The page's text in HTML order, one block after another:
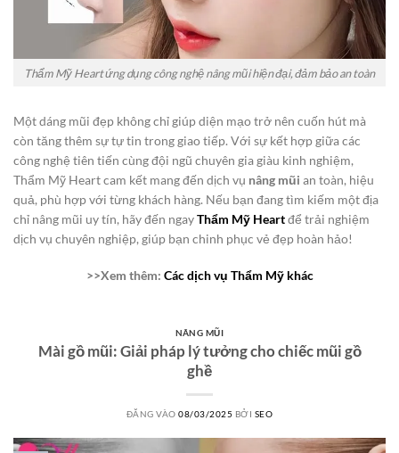
Thẩm Mỹ Heart ứng dụng công nghệ nâng mũi hiện đại, đảm bảo an toàn
Một dáng mũi đẹp không chỉ giúp diện mạo trở nên cuốn hút mà
còn tăng thêm sự tự tin trong giao tiếp. Với sự kết hợp giữa các
công nghệ tiên tiến cùng đội ngũ chuyên gia giàu kinh nghiệm,
Thẩm Mỹ Heart cam kết mang đến dịch vụ nâng mũi an toàn, hiệu
quả, phù hợp với từng khách hàng. Nếu bạn đang tìm kiếm một địa
chỉ nâng mũi uy tín, hãy đến ngayThẩm Mỹ Heartđể trải nghiệm
dịch vụ chuyên nghiệp, giúp bạn chinh phục vẻ đẹp hoàn hảo!
>>Xem thêm: Các dịch vụ Thẩm Mỹ khác
NÂNG MŨI
Mài gồ mũi: Giải pháp lý tưởng cho chiếc mũi gồ
ghề
ĐĂNG VÀO08/03/2025 BỞI SEO